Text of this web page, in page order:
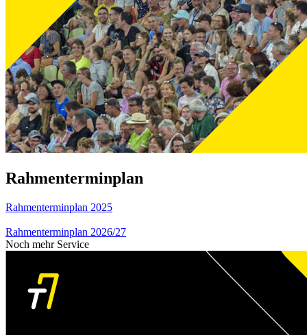
Rahmenterminplan
Rahmenterminplan 2025
Rahmenterminplan 2026/27
Noch mehr Service